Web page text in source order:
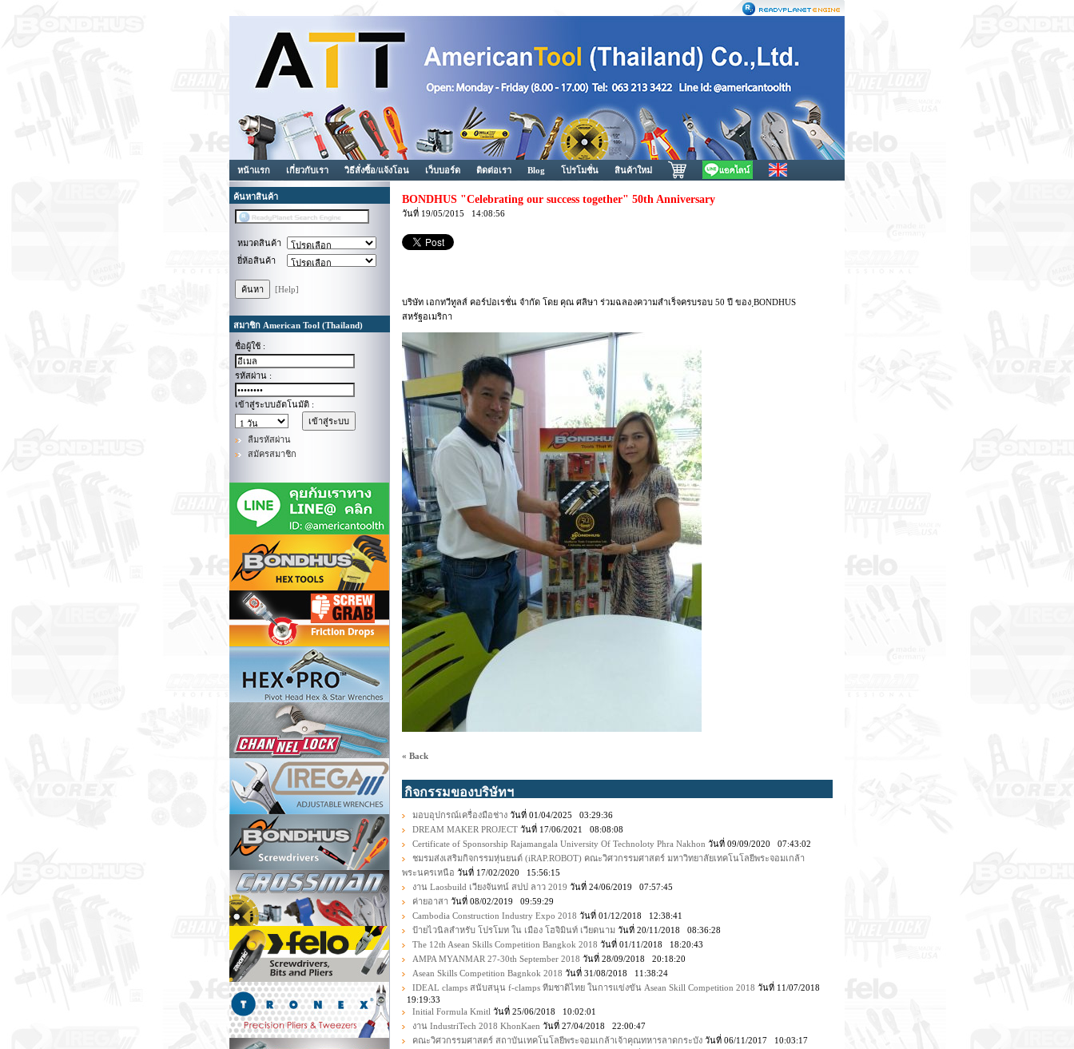
หน้าแรก เกี่ยวกับเรา วิธีสั่งซื้อ/แจ้งโอน เว็บบอร์ด ติดต่อเรา Blog โปรโมชั่น สินค้าใหม่
ค้นหาสินค้า
หมวดสินค้า
ยี่ห้อสินค้า
[Help]
สมาชิก American Tool (Thailand)
ชื่อผู้ใช้ :
รหัสผ่าน :
เข้าสู่ระบบอัตโนมัติ :
ลืมรหัสผ่าน
สมัครสมาชิก
BONDHUS "Celebrating our success together" 50th Anniversary
วันที่ 19/05/2015 14:08:56
บริษัท เอกทวีทูลส์ คอร์ปอเรชั่น จำกัด โดย คุณ ศลิษา ร่วมฉลองความสำเร็จครบรอบ 50 ปี ของ ฺBONDHUS
สหรัฐอเมริกา
« Back
กิจกรรมของบริษัทฯ
มอบอุปกรณ์เครื่องมือช่าง วันที่ 01/04/2025 03:29:36
DREAM MAKER PROJECT วันที่ 17/06/2021 08:08:08
Certificate of Sponsorship Rajamangala University Of Technoloty Phra Nakhon วันที่ 09/09/2020 07:43:02
ชมรมส่งเสริมกิจกรรมหุ่นยนต์ (iRAP.ROBOT) คณะวิศวกรรมศาสตร์ มหาวิทยาลัยเทคโนโลยีพระจอมเกล้า
พระนครเหนือ วันที่ 17/02/2020 15:56:15
งาน Laosbuild เวียงจันทน์ สปป ลาว 2019 วันที่ 24/06/2019 07:57:45
ค่ายอาสา วันที่ 08/02/2019 09:59:29
Cambodia Construction Industry Expo 2018 วันที่ 01/12/2018 12:38:41
ป้ายไวนิลสำหรับ โปรโมท ใน เมือง โฮจิมินท์ เวียดนาม วันที่ 20/11/2018 08:36:28
The 12th Asean Skills Competition Bangkok 2018 วันที่ 01/11/2018 18:20:43
AMPA MYANMAR 27-30th September 2018 วันที่ 28/09/2018 20:18:20
Asean Skills Competition Bagnkok 2018 วันที่ 31/08/2018 11:38:24
IDEAL clamps สนับสนุน f-clamps ทีมชาติไทย ในการแข่งขัน Asean Skill Competition 2018 วันที่ 11/07/2018
19:19:33
Initial Formula Kmitl วันที่ 25/06/2018 10:02:01
งาน IndustriTech 2018 KhonKaen วันที่ 27/04/2018 22:00:47
คณะวิศวกรรมศาสตร์ สถาบันเทคโนโลยีพระจอมเกล้าเจ้าคุณทหารลาดกระบัง วันที่ 06/11/2017 10:03:17